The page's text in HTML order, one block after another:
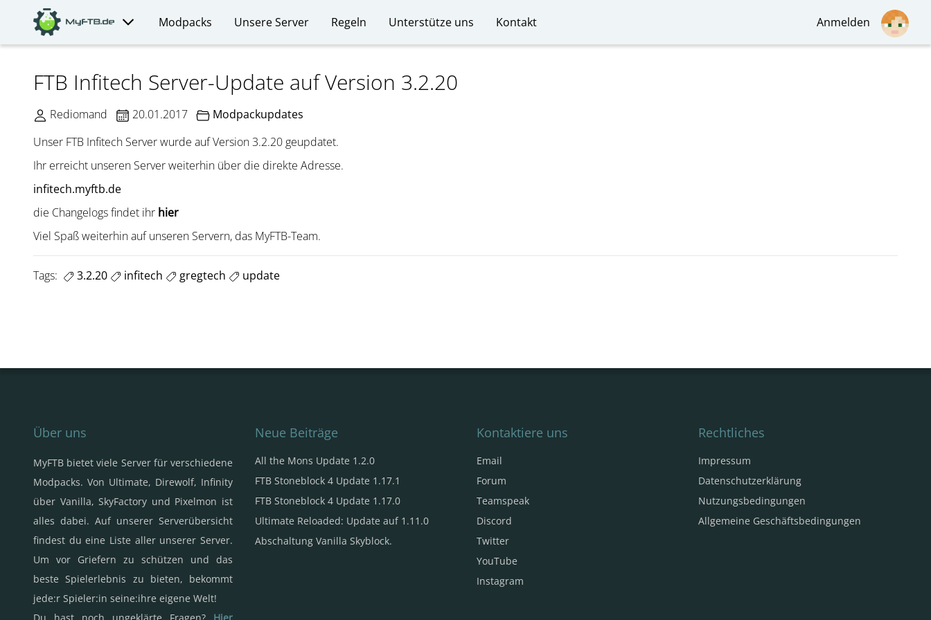
Modpacks Unsere Server Regeln Unterstütze uns Kontakt Anmelden
FTB Infitech Server-Update auf Version 3.2.20
Rediomand 20.01.2017
Modpackupdates
Unser FTB Infitech Server wurde auf Version 3.2.20 geupdatet.
Ihr erreicht unseren Server weiterhin über die direkte Adresse.
infitech.myftb.de
die Changelogs findet ihr hier
Viel Spaß weiterhin auf unseren Servern, das MyFTB-Team.
Tags: 3.2.20 infitech gregtech update
Über uns
MyFTB bietet viele Server für verschiedene
Modpacks. Von Ultimate, Direwolf, Infinity
über Vanilla, SkyFactory und Pixelmon ist
alles dabei. Auf unserer Serverübersicht
findest du eine Liste aller unserer Server.
Um vor Griefern zu schützen und das
beste Spielerlebnis zu bieten, bekommt
jede:r Spieler:in seine:ihre eigene Welt!
Neue Beiträge
All the Mons Update 1.2.0
FTB Stoneblock 4 Update 1.17.1
FTB Stoneblock 4 Update 1.17.0
Ultimate Reloaded: Update auf 1.11.0
Abschaltung Vanilla Skyblock.
Kontaktiere uns
Email
Forum
Teamspeak
Discord
Twitter
YouTube
Instagram
Rechtliches
Impressum
Datenschutzerklärung
Nutzungsbedingungen
Allgemeine Geschäftsbedingungen